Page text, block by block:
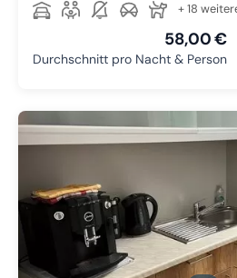
+ 18
58,00 €
Durchschnitt pro Nacht & Person